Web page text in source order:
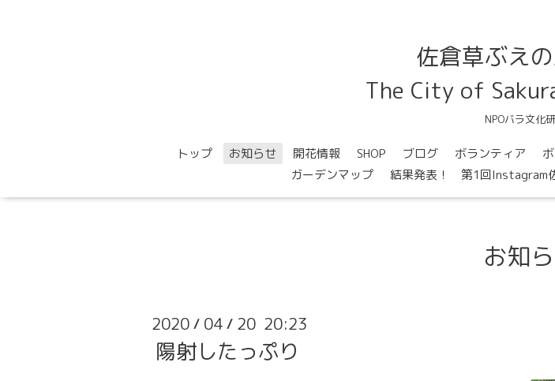
佐倉草ぶえ
The City of
NPOバラ文化
トップ お知らせ 開花情報 SHOP ブログ ボランティア
ガーデンマップ
結果発表！ 第1回Instagram
お知
2020 / 04 / 20 20:23
陽射したっぷり